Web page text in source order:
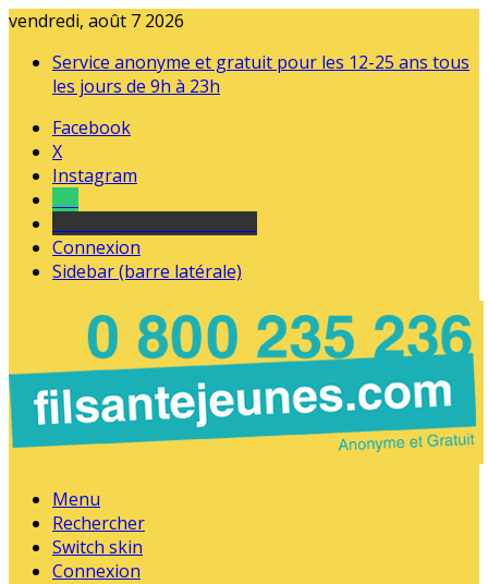
vendredi, août 7 2026
Service anonyme et gratuit pour les 12-25 ans tous
les jours de 9h à 23h
Facebook
X
Instagram
Connexion
Sidebar (barre latérale)
Menu
Rechercher
Switch skin
Connexion